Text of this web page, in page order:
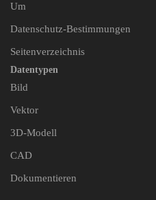
Um
Datenschutz-Bestimmungen
Seitenverzeichnis
Datentypen
Bild
Vektor
3D-Modell
CAD
Dokumentieren